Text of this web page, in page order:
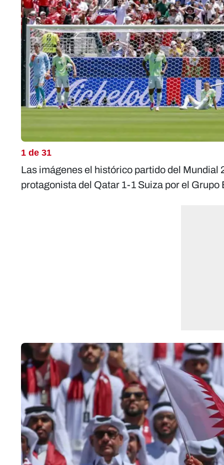
1 de 31
Las imágenes el histórico partido del
protagonista del Qatar 1-1 Suiza por el Grupo